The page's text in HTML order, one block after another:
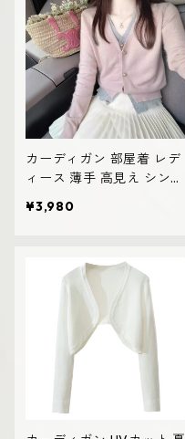
カーディガン 部屋着 レデ
ィース 薄手 高見え シンプ
¥3,980